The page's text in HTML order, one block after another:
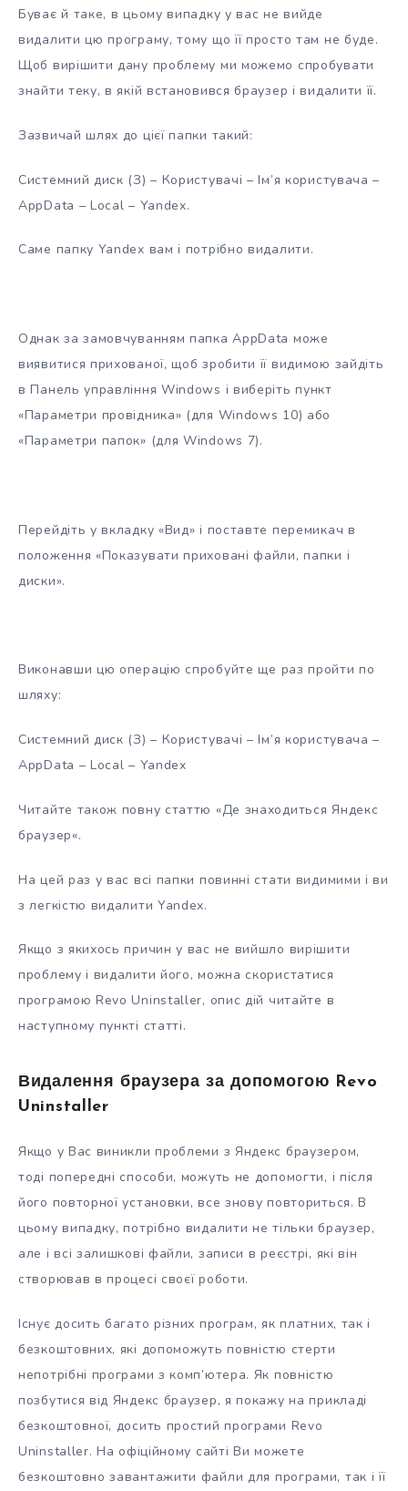
Буває й таке, в цьому випадку у вас не вийде
видалити цю програму, тому що її просто там не буде.
Щоб вирішити дану проблему ми можемо спробувати
знайти теку, в якій встановився браузер і видалити її.
Зазвичай шлях до цієї папки такий:
Системний диск (З) – Користувачі – Ім’я користувача –
AppData – Local – Yandex.
Саме папку Yandex вам і потрібно видалити.
Однак за замовчуванням папка AppData може
виявитися прихованої, щоб зробити її видимою зайдіть
в Панель управління Windows і виберіть пункт
«Параметри провідника» (для Windows 10) або
«Параметри папок» (для Windows 7).
Перейдіть у вкладку «Вид» і поставте перемикач в
положення «Показувати приховані файли, папки і
диски».
Виконавши цю операцію спробуйте ще раз пройти по
шляху:
Системний диск (З) – Користувачі – Ім’я користувача –
AppData – Local – Yandex
Читайте також повну статтю «Де знаходиться Яндекс
браузер«.
На цей раз у вас всі папки повинні стати видимими і ви
з легкістю видалити Yandex.
Якщо з якихось причин у вас не вийшло вирішити
проблему і видалити його, можна скористатися
програмою Revo Uninstaller, опис дій читайте в
наступному пункті статті.
Видалення браузера за допомогою Revo
Uninstaller
Якщо у Вас виникли проблеми з Яндекс браузером,
тоді попередні способи, можуть не допомогти, і після
його повторної установки, все знову повториться. В
цьому випадку, потрібно видалити не тільки браузер,
але і всі залишкові файли, записи в реєстрі, які він
створював в процесі своєї роботи.
Існує досить багато різних програм, як платних, так і
безкоштовних, які допоможуть повністю стерти
непотрібні програми з комп’ютера. Як повністю
позбутися від Яндекс браузер, я покажу на прикладі
безкоштовної, досить простий програми Revo
Uninstaller. На офіційному сайті Ви можете
безкоштовно завантажити файли для програми, так і її